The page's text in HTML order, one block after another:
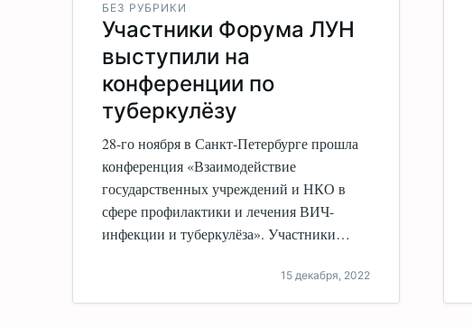
БЕЗ РУБРИКИ
Участники Форума ЛУН
выступили на
конференции по
туберкулёзу
28-го ноября в Санкт-Петербурге прошла
конференция «Взаимодействие
государственных учреждений и НКО в
сфере профилактики и лечения ВИЧ-
инфекции и туберкулёза». Участники…
15 декабря, 2022